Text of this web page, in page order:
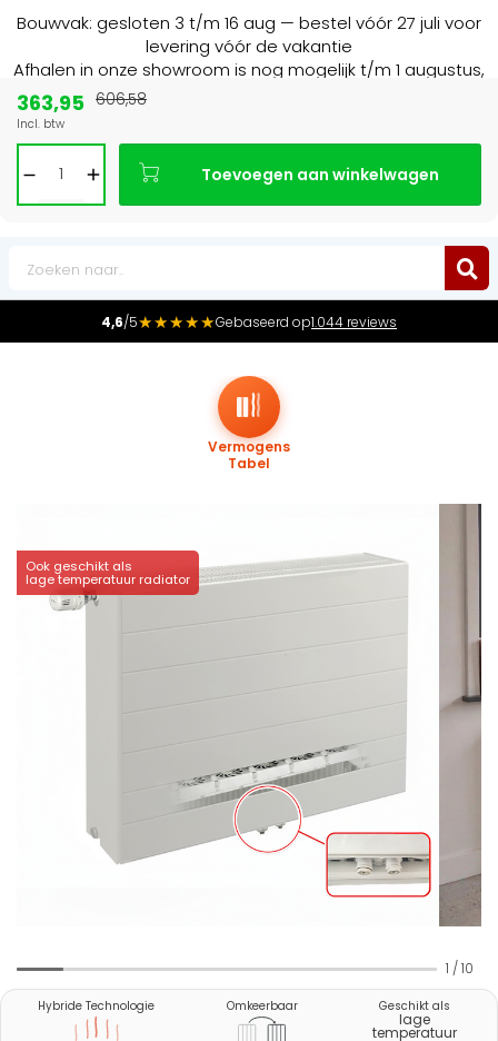
Bouwvak: gesloten 3 t/m 16 aug — bestel vóór 27 juli voor
levering vóór de vakantie
Afhalen in onze showroom is nog mogelijk t/m 1 augustus,
4,6/5★★★★★Gebaseerd op1.044 reviews
Ook geschikt als
lage temperatuur radiator
Vermogens
Tabel
1 / 10
Hybride Technologie Omkeerbaar Geschikt als
lage
temperatuur
363,95
Incl. btw
606,58
Toevoegen aan winkelwagen